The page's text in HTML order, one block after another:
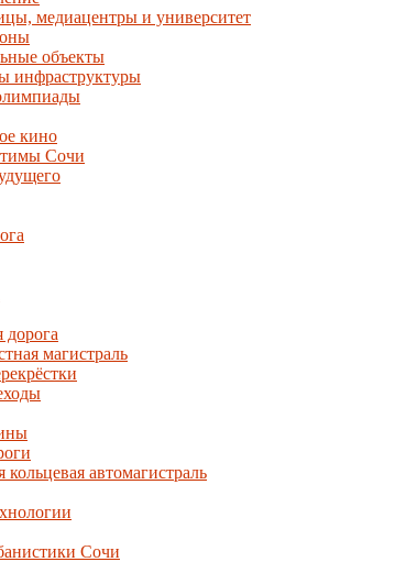
медиацентры и университет
объекты
инфраструктуры
кино
Сочи
магистраль
кольцевая автомагистраль
Сочи